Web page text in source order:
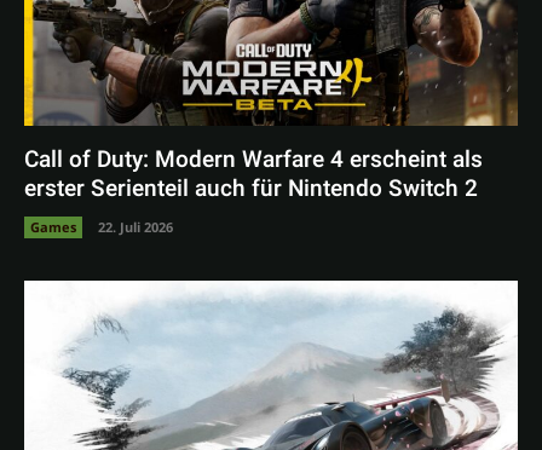
Call of Duty: Modern Warfare 4 erscheint als
erster Serienteil auch für Nintendo Switch 2
Games 22. Juli 2026